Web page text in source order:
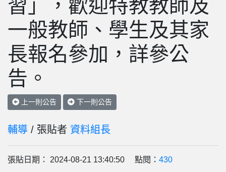
習」，歡迎特教教師及
一般教師、學生及其家
長報名參加，詳參公
告。
上一則公告 下一則公告
輔導 / 張貼者 資料組長
張貼日期： 2024-08-21 13:40:50 點閱： 430